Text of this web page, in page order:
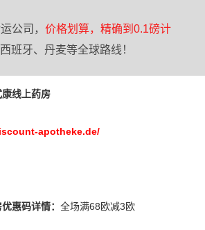
公司， 价格划算，精确到0.1磅计
西班牙、丹麦等全球路线！
康线上药房
apotheke.de/
优惠码详情： 全场满68欧减3欧